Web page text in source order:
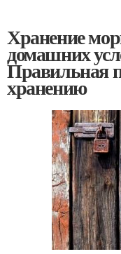
Хранение
домашних
Правильная
хранению